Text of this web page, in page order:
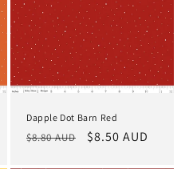
Dapple Dot Barn Red
Normaler
$8.80 AUD Verkaufspreis
$8.50 AUD